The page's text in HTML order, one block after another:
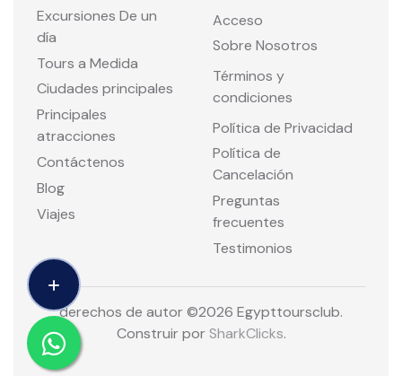
Excursiones De un
día
Tours a Medida
Ciudades principales
Principales
atracciones
Contáctenos
Blog
Viajes
Acceso
Sobre Nosotros
Términos y
condiciones
Política de Privacidad
Política de
Cancelación
Preguntas
frecuentes
Testimonios
derechos de autor ©2026 Egypttoursclub.
Construir por SharkClicks.